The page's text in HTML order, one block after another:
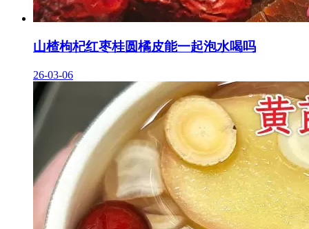
山楂枸杞红枣桂圆橘皮能一起泡水喝吗
26-03-06